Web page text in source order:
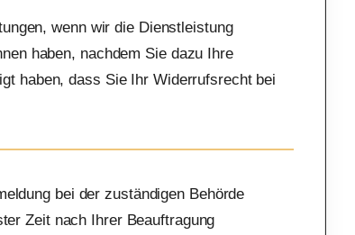
wenn wir die Dienstleistung
haben, nachdem Sie dazu Ihre
haben, dass Sie Ihr Widerrufsrecht bei
bei der zuständigen Behörde
Zeit nach Ihrer Beauftragung